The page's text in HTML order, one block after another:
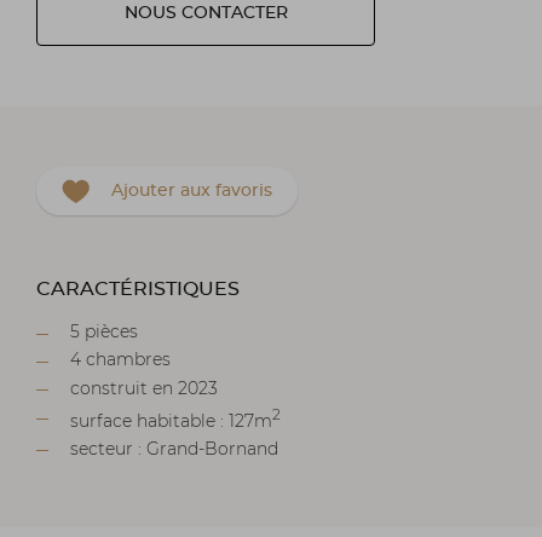
NOUS CONTACTER
Ajouter aux favoris
CARACTÉRISTIQUES
5 pièces
4 chambres
construit en 2023
surface habitable : 127m2
secteur : Grand-Bornand